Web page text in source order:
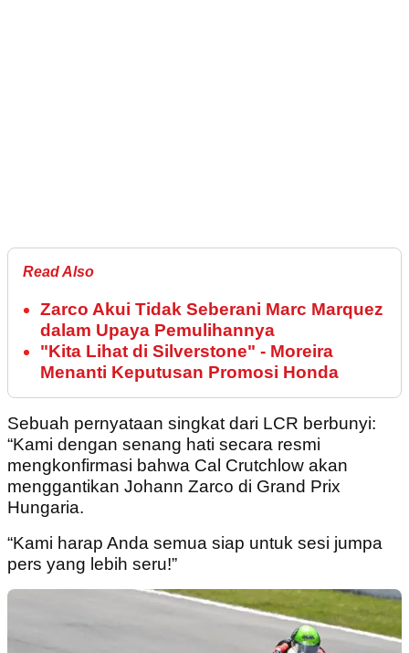
Read Also
Zarco Akui Tidak Seberani Marc Marquez
dalam Upaya Pemulihannya
"Kita Lihat di Silverstone" - Moreira
Menanti Keputusan Promosi Honda
Sebuah pernyataan singkat dari LCR berbunyi:
“Kami dengan senang hati secara resmi
mengkonfirmasi bahwa Cal Crutchlow akan
menggantikan Johann Zarco di Grand Prix
Hungaria.
“Kami harap Anda semua siap untuk sesi jumpa
pers yang lebih seru!”